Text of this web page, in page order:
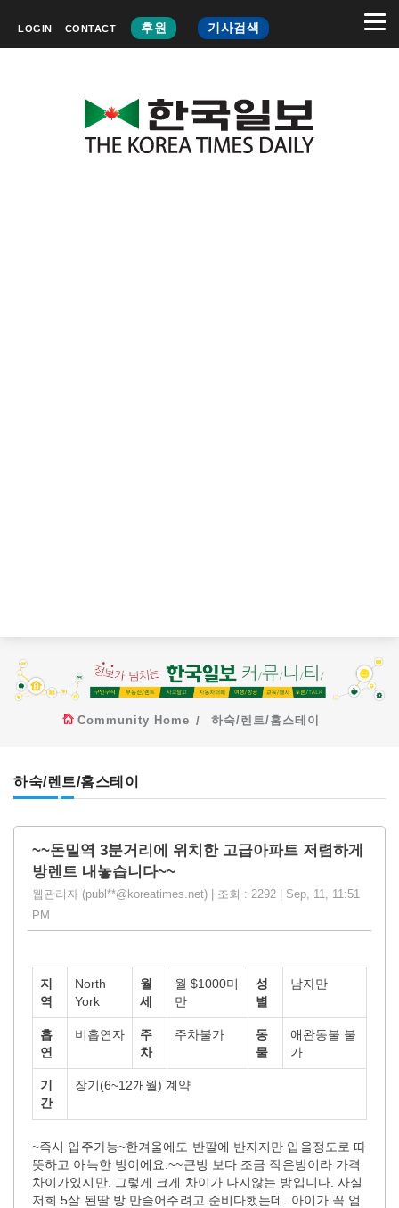
LOGIN CONTACT 후원 기사검색
Community Home 하숙/렌트/홈스테이
하숙/렌트/홈스테이
~~돈밀역 3분거리에 위치한 고급아파트 저렴하게
방렌트 내놓습니다~~
웹관리자 (publ**@koreatimes.net) | 조회 : 2292 | Sep, 11, 11:51
PM
지
역
North
York
월
세
월 $1000미
만
성
별
남자만
흡
연
비흡연자
주
차
주차불가
동
물
애완동불 불
가
기
간
장기(6~12개월) 계약
~즉시 입주가능~한겨울에도 반팔에 반자지만 입을정도로 따
뜻하고 아늑한 방이에요.~~큰방 보다 조금 작은방이라 가격
차이가있지만. 그렇게 크게 차이가 나지않는 방입니다. 사실
저희 5살 된딸 방 만즐어주려고 준비다했는데. 아이가 꼭 엄